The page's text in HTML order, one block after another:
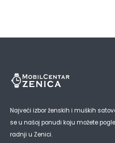
Najveći izbor ženskih i muških
se u našoj ponudi koju možete
radnji u Zenici.